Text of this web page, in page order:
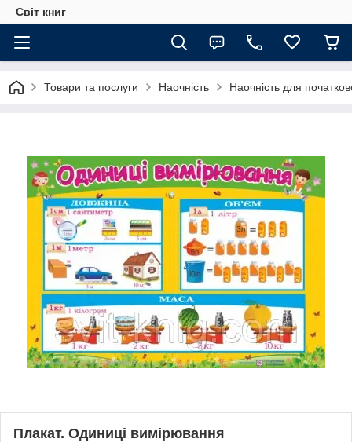
Світ книг
Товари та послуги Наочність Наочність для
Плакат. Одиниці вимірювання